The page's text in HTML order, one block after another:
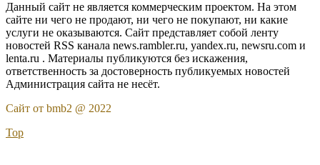
Данный сайт не является коммерческим проектом. На этом
сайте ни чего не продают, ни чего не покупают, ни какие
услуги не оказываются. Сайт представляет собой ленту
новостей RSS канала news.rambler.ru, yandex.ru, newsru.com и
lenta.ru . Материалы публикуются без искажения,
ответственность за достоверность публикуемых новостей
Администрация сайта не несёт.
Сайт от bmb2 @ 2022
Top